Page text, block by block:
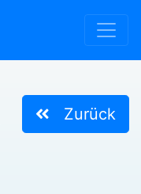
Zurück